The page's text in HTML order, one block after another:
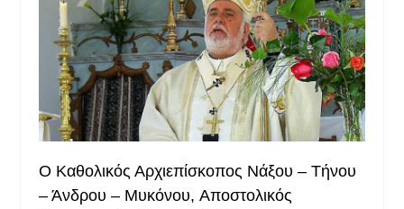
Ο Καθολικός Αρχιεπίσκοπος Νάξου – Τήνου
– Άνδρου – Μυκόνου,Αποστολικός